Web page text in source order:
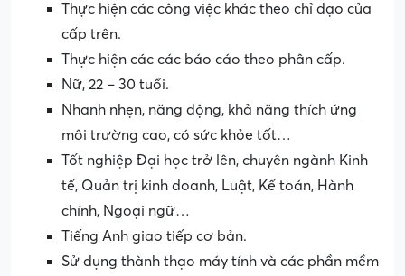
Thực hiện các công việc khác theo chỉ đạo của
cấp trên.
Thực hiện các các báo cáo theo phân cấp.
Nữ, 22 – 30 tuổi.
Nhanh nhẹn, năng động, khả năng thích ứng
môi trường cao, có sức khỏe tốt…
Tốt nghiệp Đại học trở lên, chuyên ngành Kinh
tế, Quản trị kinh doanh, Luật, Kế toán, Hành
chính, Ngoại ngữ…
Tiếng Anh giao tiếp cơ bản.
Sử dụng thành thạo máy tính và các phần mềm